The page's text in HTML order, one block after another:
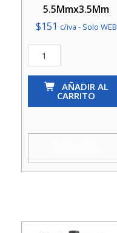
5.5Mmx3.5Mm
$151 c/iva - Solo WEB
Microtubo
Granel
5.5Mmx3.5Mm
AÑADIR AL
CARRITO